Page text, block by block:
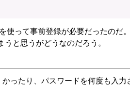
使って事前登録が必要だったのだ
と思うがどうなのだろう。
ったり、パスワードを何度も入